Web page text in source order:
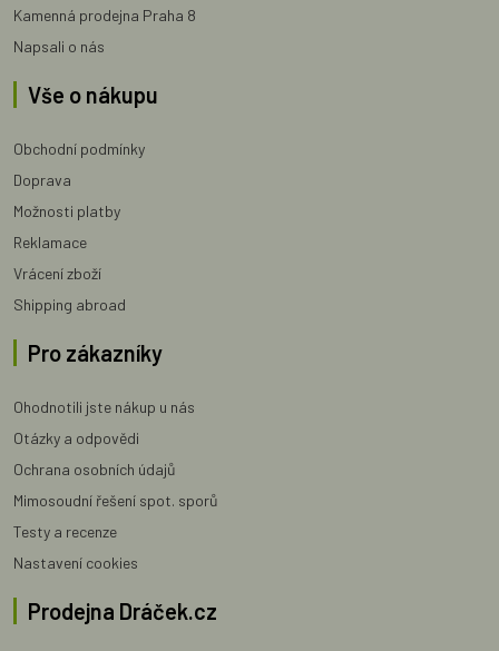
Kamenná prodejna Praha 8
Napsali o nás
Vše o nákupu
Obchodní podmínky
Doprava
Možnosti platby
Reklamace
Vrácení zboží
Shipping abroad
Pro zákazníky
Ohodnotili jste nákup u nás
Otázky a odpovědi
Ochrana osobních údajů
Mimosoudní řešení spot. sporů
Testy a recenze
Nastavení cookies
Prodejna Dráček.cz